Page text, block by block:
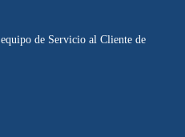
de Servicio al Cliente de